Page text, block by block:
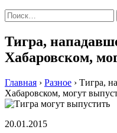
Найти:
Тигра,
Хабаровском,
Главная › Разное › Тигра,
Хабаровском, могут
20.01.2015